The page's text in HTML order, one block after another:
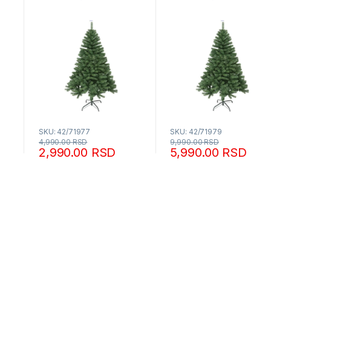
SKU: 42/71977
2,990.00 RSD
4,990.00RSD
SKU: 42/71979
5,990.00 RSD
9,990.00RSD